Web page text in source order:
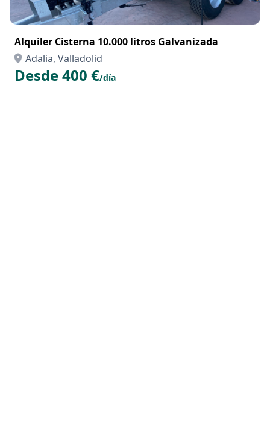
Alquiler Cisterna 10.000 litros Galvanizada
Adalia, Valladolid
Desde 400 €/día